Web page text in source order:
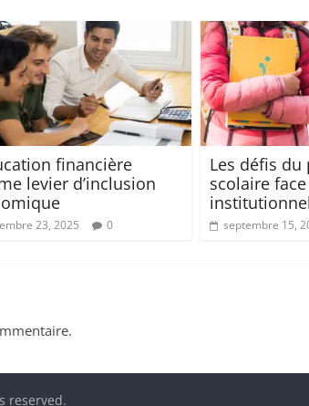
financière
levier d’inclusion
23, 2025 0
Les défis
scolaire
septembre 15,
reserved.